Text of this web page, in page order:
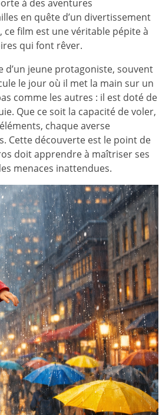
à des aventures
en quête d’un divertissement
film est une véritable pépite à
qui font rêver.
d’un jeune protagoniste, souvent
le jour où il met la main sur un
comme les autres : il est doté de
Que ce soit la capacité de voler,
chaque averse
Cette découverte est le point de
doit apprendre à maîtriser ses
menaces inattendues.